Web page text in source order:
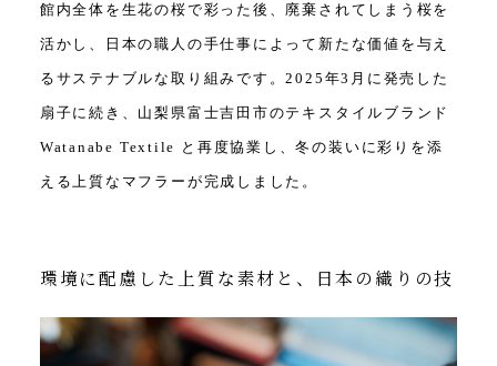
館内全体を生花の桜で彩った後、廃棄されてしまう桜を
活かし、日本の職人の手仕事によって新たな価値を与え
るサステナブルな取り組みです。2025年3月に発売した
扇子に続き、山梨県富士吉田市のテキスタイルブランド
Watanabe Textile と再度協業し、冬の装いに彩りを添
える上質なマフラーが完成しました。
環境に配慮した上質な素材と、日本の織りの技